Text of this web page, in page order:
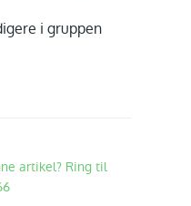
i gruppen
artikel? Ring til